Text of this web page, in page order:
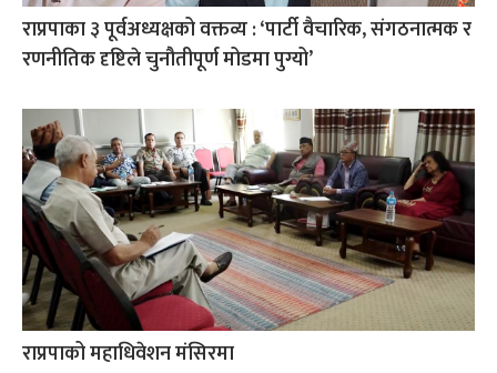
राप्रपाका ३ पूर्वअध्यक्षको वक्तव्य : ‘पार्टी वैचारिक, संगठनात्मक र
रणनीतिक दृष्टिले चुनौतीपूर्ण मोडमा पुग्यो’
राप्रपाको महाधिवेशन मंसिरमा